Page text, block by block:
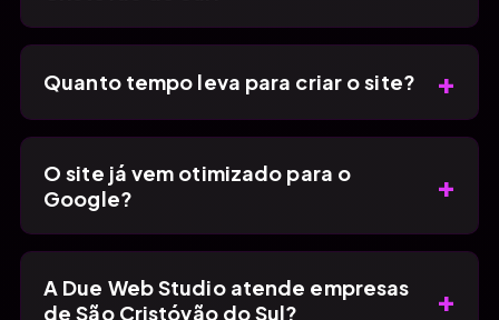
Quanto tempo leva para criar o site? +
O site já vem otimizado para o
Google?
+
A Due Web Studio atende empresas
de São Cristóvão do Sul?
+